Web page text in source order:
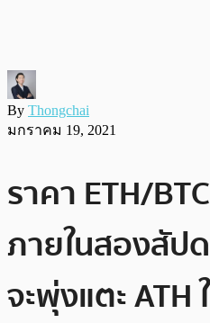
By Thongchai
มกราคม 19, 2021
ราคา ETH/
ภายในสองสัป
จะพุ่งแตะ ATH